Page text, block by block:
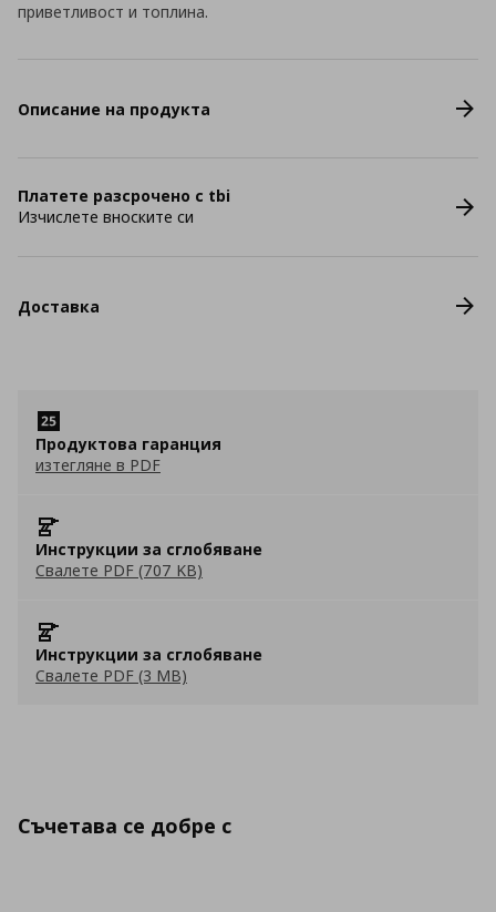
приветливост и топлина.
Описание на продукта
Платете разсрочено с tbi
Изчислете вноските си
Доставка
Продуктова гаранция
изтегляне в PDF
Инструкции за сглобяване
Свалете PDF (707 KB)
Инструкции за сглобяване
Свалете PDF (3 MB)
Съчетава се добре с